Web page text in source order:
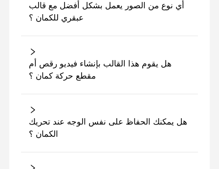
أي نوع من الصور يعمل بشكل أفضل مع قالب
عبقري للكمان ؟
هل يقوم هذا القالب بإنشاء فيديو رقص أم
مقطع حركة كمان ؟
هل يمكنك الحفاظ على نفس الوجه عند تحريك
الكمان ؟